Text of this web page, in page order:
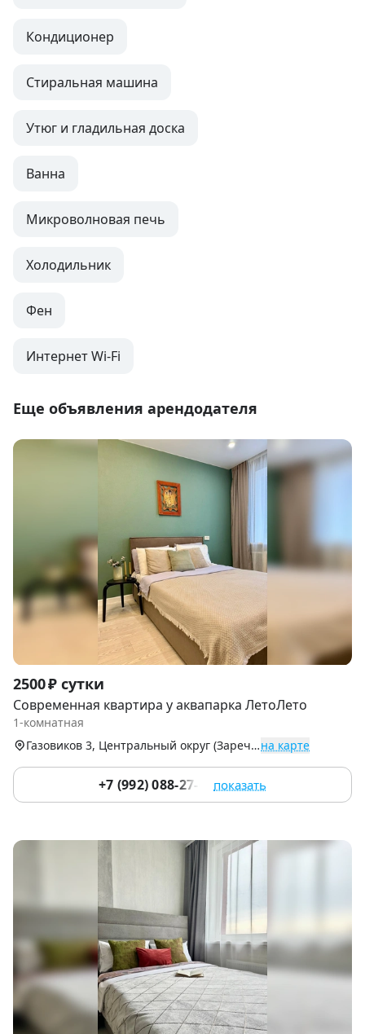
Кондиционер
Стиральная машина
Утюг и гладильная доска
Ванна
Микроволновая печь
Холодильник
Фен
Интернет Wi-Fi
Еще объявления арендодателя
Item
1
of
9
2500 ₽ сутки
Современная квартира у аквапарка ЛетоЛето
1-комнатная
Газовиков 3, Центральный округ (Заречный)на карте
+7 (992) 088-27-61 показать